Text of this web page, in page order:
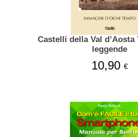
Castelli della Val d’Aosta Tra storia e
leggende
10,90 €